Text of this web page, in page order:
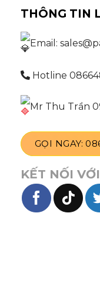
THÔNG TIN
Email:
Hotline
Mr Thu Trần
GỌI NGAY:
KẾT NỐI